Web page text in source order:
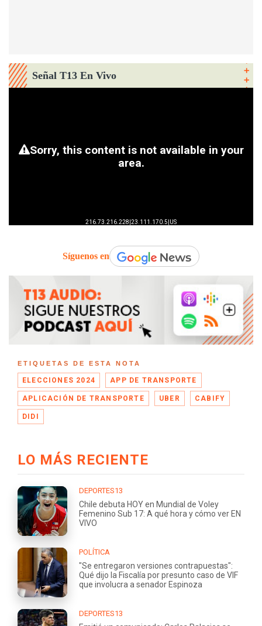
Señal T13 En Vivo
Síguenos en
ETIQUETAS DE ESTA NOTA
ELECCIONES 2024 APP DE TRANSPORTE
APLICACIÓN DE TRANSPORTE UBER CABIFY
DIDI
LO MÁS RECIENTE
DEPORTES13
Chile debuta HOY en Mundial de Voley
Femenino Sub 17: A qué hora y cómo ver EN
VIVO
POLÍTICA
"Se entregaron versiones contrapuestas":
Qué dijo la Fiscalía por presunto caso de VIF
que involucra a senador Espinoza
DEPORTES13